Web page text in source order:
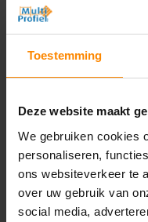
Toestemming
Deze website maakt
We gebruiken cookies
personaliseren,
ons websiteverkeer te
over uw gebruik van
social media,
Draagkracht per
2.650 kg (1.325 kg
2.350 kg (780 kg
12299 kg
Wij